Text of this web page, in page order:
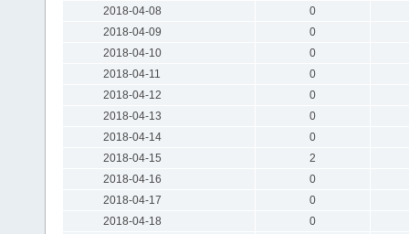
2018-04-08
0
2018-04-09
0
2018-04-10
0
2018-04-11
0
2018-04-12
0
2018-04-13
0
2018-04-14
0
2018-04-15
2
2018-04-16
0
2018-04-17
0
2018-04-18
0